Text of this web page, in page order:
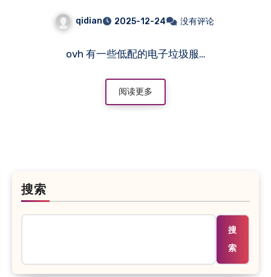
qidian 2025-12-24 没有评论
ovh 有一些低配的电子垃圾服…
阅读更多
搜索
搜
索